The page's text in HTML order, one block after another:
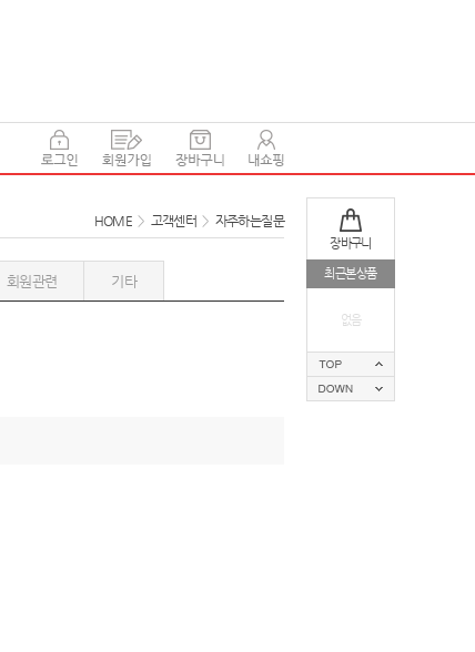
장바구니
최근본상품
없음
HOME > 고객센터 > 자주하는질문
회원관련 기타